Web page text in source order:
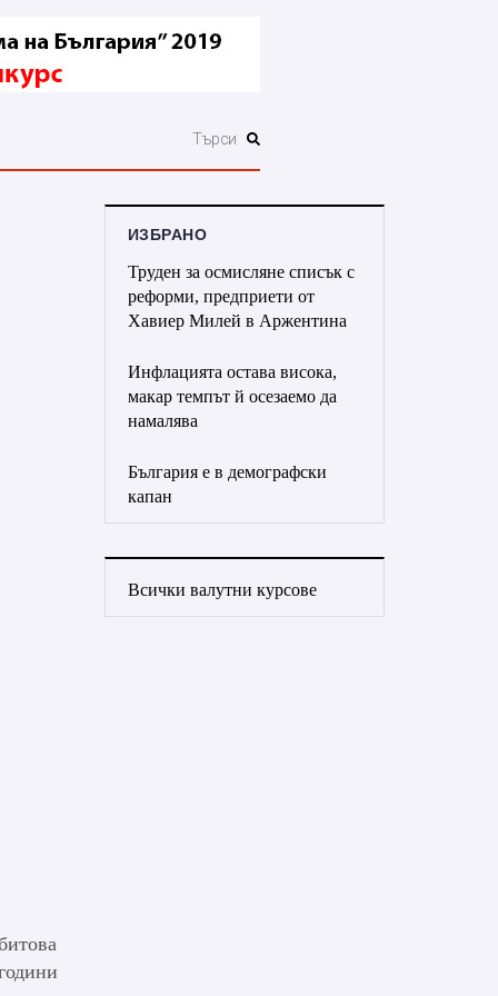
ИЗБРАНО
Труден за осмисляне списък с
реформи, предприети от
Хавиер Милей в Аржентина
Инфлацията остава висока,
макар темпът й осезаемо да
намалява
България е в демографски
капан
Всички валутни курсове